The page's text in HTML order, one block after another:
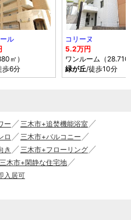
ル
㎡）
歩6分
コリーヌ
5.2万円
ワンルーム（28.710
緑が丘/徒歩10分
ー
三木市+追焚機能浴室
ロ
三木市+バルコニー
き
三木市+フローリング
三木市+閑静な住宅地
入居可